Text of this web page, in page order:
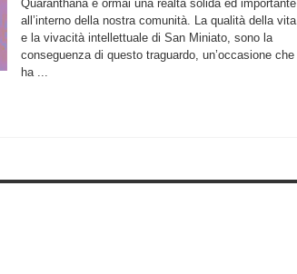
Quaranthana è ormai una realtà solida ed importante
all’interno della nostra comunità. La qualità della vita
e la vivacità intellettuale di San Miniato, sono la
conseguenza di questo traguardo, un’occasione che
ha ...